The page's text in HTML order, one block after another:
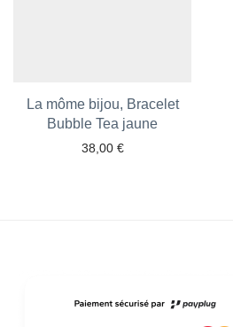
La môme bijou, Bracelet
Bubble Tea jaune
38,00 €